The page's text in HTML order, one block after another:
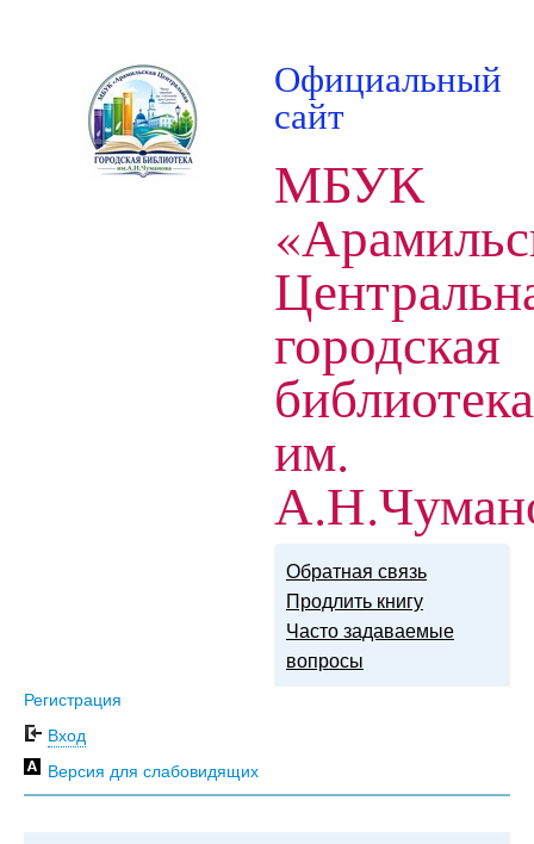
Официальный
сайт
МБУК
городская
библиотека
им.
Обратная связь
Продлить книгу
Часто задаваемые
вопросы
Регистрация
Вход
Версия для слабовидящих